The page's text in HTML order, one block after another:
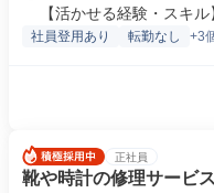
【活かせる経験・スキル
社員登用あり 転勤なし +3
正社員
靴や時計の修理サービ